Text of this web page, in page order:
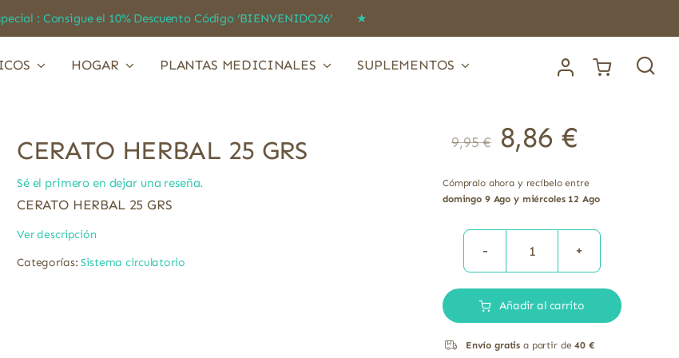
: Consigue el 10% Descuento Código ‘BIENVENIDO26’ ★
HOGAR PLANTAS MEDICINALES SUPLEMENTOS
CERATO HERBAL 25 GRS
Sé el primero en dejar una reseña.
CERATO HERBAL 25 GRS
Ver descripción
Categorías:Sistema circulatorio
9,95€ 8,86 €
Cómpralo ahora y recíbelo entre
domingo 9 Ago y miércoles 12 Ago
CERATO
25
cantidad
Añadir al carrito
Envío gratis a partir de40 €